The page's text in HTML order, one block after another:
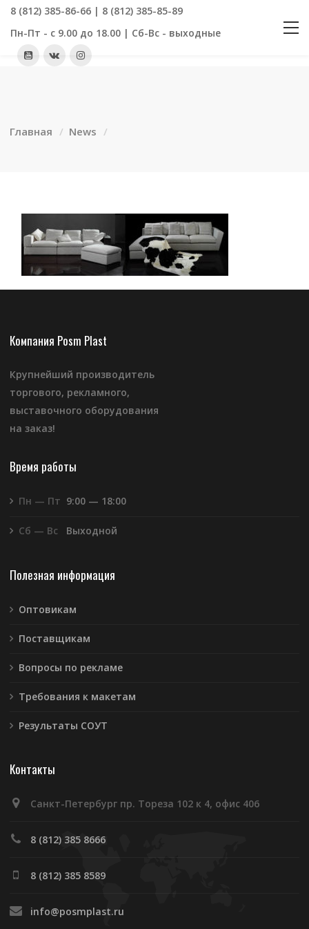
8 (812) 385-86-66 | 8 (812) 385-85-89
Пн-Пт - с 9.00 до 18.00 | Сб-Вс - выходные
Главная News
Компания Posm Plast
Крупнейший производитель
торгового, рекламного,
выставочного оборудования
на заказ!
Время работы
Пн — Пт 9:00 — 18:00
Сб — Вс Выходной
Полезная информация
Оптовикам
Поставщикам
Вопросы по рекламе
Требования к макетам
Результаты СОУТ
Контакты
Санкт-Петербург пр. Тореза 102 к 4, офис 406
8 (812) 385 8666
8 (812) 385 8589
info@posmplast.ru